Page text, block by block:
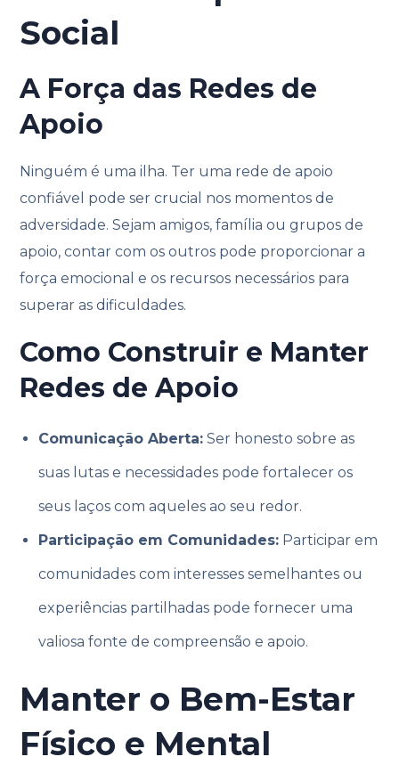
Social
A Força das Redes de
Apoio
Ninguém é uma ilha. Ter uma rede de apoio
confiável pode ser crucial nos momentos de
adversidade. Sejam amigos, família ou grupos de
apoio, contar com os outros pode proporcionar a
força emocional e os recursos necessários para
superar as dificuldades.
Como Construir e Manter
Redes de Apoio
Comunicação Aberta: Ser honesto sobre as
suas lutas e necessidades pode fortalecer os
seus laços com aqueles ao seu redor.
Participação em Comunidades: Participar em
comunidades com interesses semelhantes ou
experiências partilhadas pode fornecer uma
valiosa fonte de compreensão e apoio.
Manter o Bem-Estar
Físico e Mental